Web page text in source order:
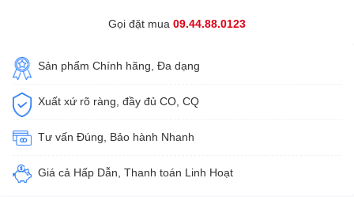
Gọi đặt mua 09.44.88.0123
Sản phẩm Chính hãng, Đa dạng
Xuất xứ rõ ràng, đầy đủ CO, CQ
Tư vấn Đúng, Bảo hành Nhanh
Giá cả Hấp Dẫn, Thanh toán Linh Hoạt